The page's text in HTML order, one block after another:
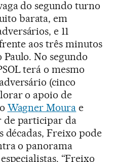
do segundo turno
barata, em
e 11
aos três minutos
Paulo. No segundo
terá o mesmo
(cinco
o apoio de
Wagner Moura e
de participar da
décadas, Freixo pode
o panorama
“Freixo